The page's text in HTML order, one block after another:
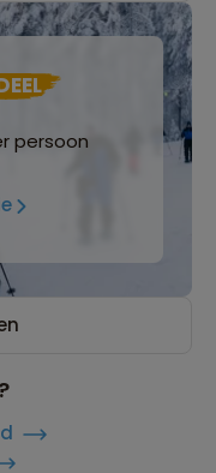
persoon